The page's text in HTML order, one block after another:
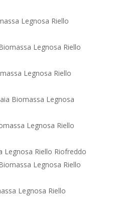
Legnosa Riello
Legnosa Riello
Legnosa Riello
Biomassa Legnosa
Legnosa Riello
Legnosa Riello Riofreddo
Legnosa Riello
Legnosa Riello